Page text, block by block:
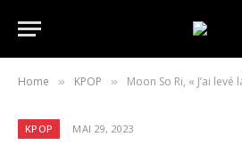
Home » KPOP » Moon So Ri, « J’ai levé la main lors d’une cérémonie de remise de prix et le
KPOP MAI 29, 2023